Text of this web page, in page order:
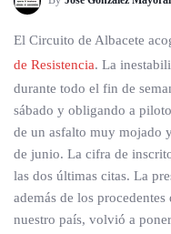
El Circuito de Albacete
de Resistencia. La
durante todo el fin de
sábado y obligando a
de un asfalto muy mojado
de junio. La cifra de
las dos últimas citas. La
además de los
nuestro país, volvió a